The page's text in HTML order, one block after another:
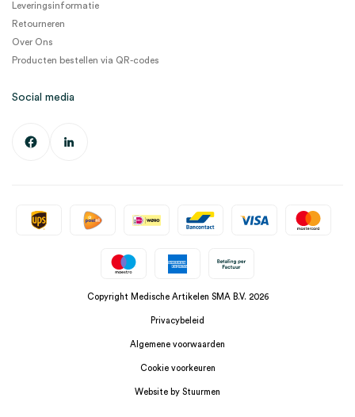
Leveringsinformatie
Retourneren
Over Ons
Producten bestellen via QR-codes
Social media
Copyright Medische Artikelen SMA B.V. 2026
Privacybeleid
Algemene voorwaarden
Cookie voorkeuren
Website by Stuurmen